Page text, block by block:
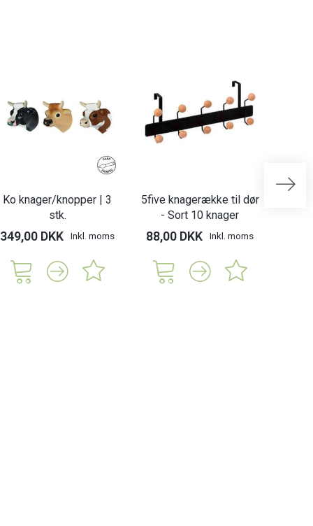
Ko knager/knopper | 3
stk.
349,00 DKK Inkl. moms
5five knagerække til dør
- Sort 10 knager
88,00 DKK Inkl. moms